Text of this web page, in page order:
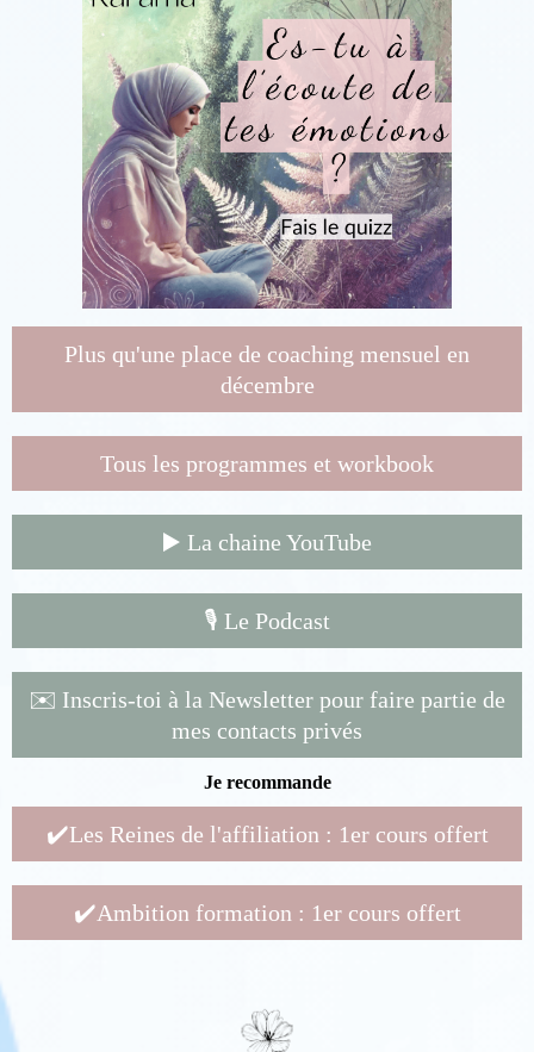
Plus qu'une place de coaching mensuel en
décembre
Tous les programmes et workbook
▶️ La chaine YouTube
🎙️ Le Podcast
✉️ Inscris-toi à la Newsletter pour faire partie de
mes contacts privés
Je recommande
✔️Les Reines de l'affiliation : 1er cours offert
✔️Ambition formation : 1er cours offert